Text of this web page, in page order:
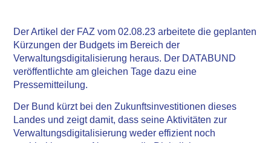
Der Artikel der FAZ vom 02.08.23 arbeitete die geplanten
Kürzungen der Budgets im Bereich der
Verwaltungsdigitalisierung heraus. Der DATABUND
veröffentlichte am gleichen Tage dazu eine
Pressemitteilung.
Der Bund kürzt bei den Zukunftsinvestitionen dieses
Landes und zeigt damit, dass seine Aktivitäten zur
Verwaltungsdigitalisierung weder effizient noch